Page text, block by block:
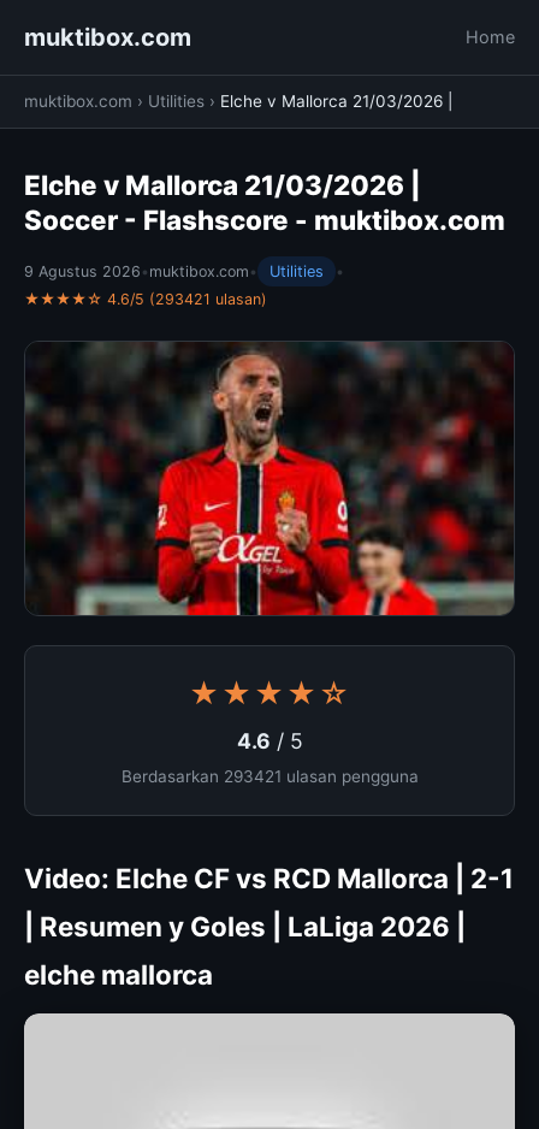
muktibox.com Home
muktibox.com › Utilities › Elche v Mallorca 21/03/2026 |
Elche v Mallorca 21/03/2026 |
Soccer - Flashscore - muktibox.com
9 Agustus 2026 • muktibox.com • Utilities
•
★★★★☆ 4.6/5 (293421 ulasan)
★★★★☆
4.6 / 5
Berdasarkan 293421 ulasan pengguna
Video: Elche CF vs RCD Mallorca | 2-1
| Resumen y Goles | LaLiga 2026 |
elche mallorca